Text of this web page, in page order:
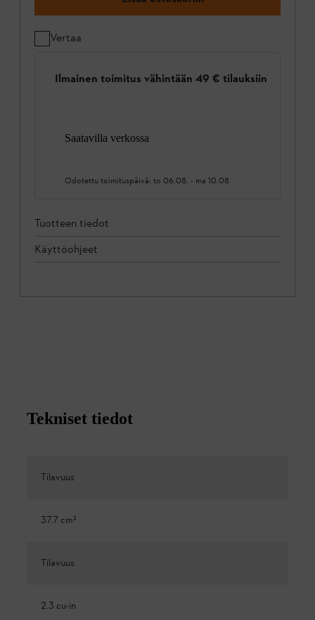
Vertaa
Ilmainen toimitus vähintään 49 € tilauksiin
Saatavilla verkossa
Odotettu toimituspäivä: to 06.08. - ma 10.08.
Tuotteen tiedot
Käyttöohjeet
Tekniset tiedot
Tilavuus
37.7 cm³
Tilavuus
2.3 cu-in